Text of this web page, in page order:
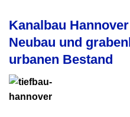
Kanalbau
Neubau und
urbanen Bestand